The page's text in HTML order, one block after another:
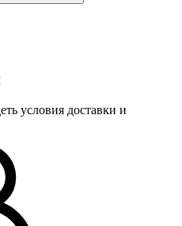
условия доставки и